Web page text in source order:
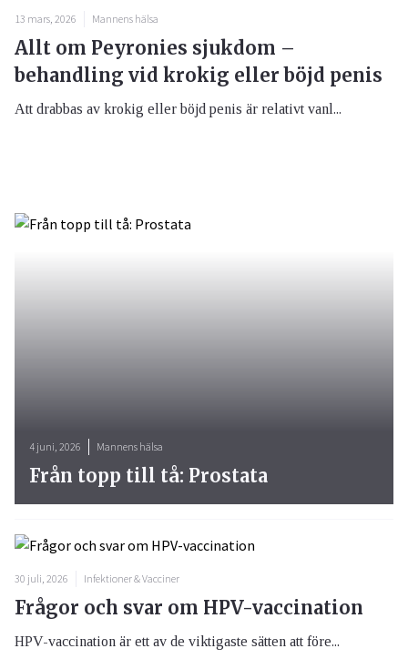
13 mars, 2026 Mannens hälsa
Allt om Peyronies sjukdom –
behandling vid krokig eller böjd penis
Att drabbas av krokig eller böjd penis är relativt vanl...
30 juli, 2026 Infektioner & Vacciner
Frågor och svar om HPV-vaccination
HPV-vaccination är ett av de viktigaste sätten att före...
4 juni, 2026 Mannens hälsa
Från topp till tå: Prostata